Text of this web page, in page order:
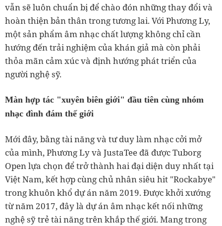
vẫn sẽ luôn chuẩn bị để chào đón những thay đổi và
hoàn thiện bản thân trong tương lai. Với Phương Ly,
một sản phẩm âm nhạc chất lượng không chỉ cần
hướng đến trải nghiệm của khán giả mà còn phải
thỏa mãn cảm xúc và định hướng phát triển của
người nghệ sỹ.
Màn hợp tác "xuyên biên giới" đầu tiên cùng nhóm
nhạc đình đám thế giới
Mới đây, bằng tài năng và tư duy làm nhạc cởi mở
của mình, Phương Ly và JustaTee đã được Tuborg
Open lựa chọn để trở thành hai đại diện duy nhất tại
Việt Nam, kết hợp cùng chủ nhân siêu hit "Rockabye"
trong khuôn khổ dự án năm 2019. Được khởi xướng
từ năm 2017, đây là dự án âm nhạc kết nối những
nghệ sỹ trẻ tài năng trên khắp thế giới. Mang trong